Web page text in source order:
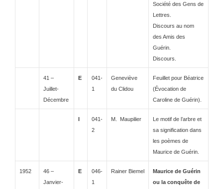
Société des Gens de
Lettres.
Discours au nom
des Amis des
Guérin.
Discours.
41 –
Juillet-
Décembre
E
041-
1
Geneviève
du Clidou
Feuillet pour Béatrice
(Évocation de
Caroline de Guérin).
I
041-
2
M. Maupilier
Le motif de l’arbre et
sa signification dans
les poèmes de
Maurice de Guérin.
1952
46 –
Janvier-
E
046-
1
Rainer Biemel
Maurice de Guérin
ou la conquête de